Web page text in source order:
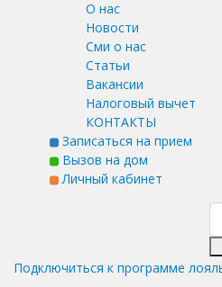
О нас
Новости
Сми о нас
Статьи
Вакансии
Налоговый вычет
КОНТАКТЫ
Записаться на прием
Вызов на дом
Личный кабинет
Подключиться к программе